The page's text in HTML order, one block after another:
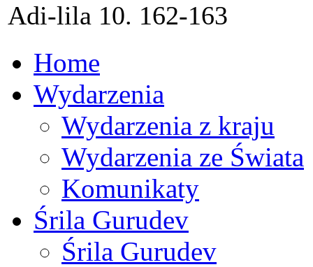
Adi-lila 10. 162-163
Home
Wydarzenia
Wydarzenia z kraju
Wydarzenia ze Świata
Komunikaty
Śrila Gurudev
Śrila Gurudev